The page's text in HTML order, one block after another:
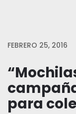
FEBRERO 25, 2016
para